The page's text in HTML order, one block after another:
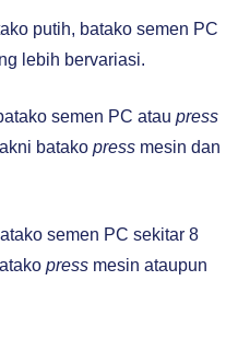
putih, batako semen PC
lebih bervariasi.
semen PC atau press
batako press mesin dan
semen PC sekitar 8
press mesin ataupun